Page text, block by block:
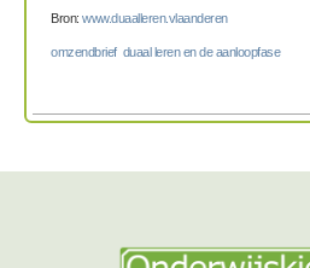
Bron: www.duaalleren.vlaanderen
omzendbrief duaal leren en de aanloopfase